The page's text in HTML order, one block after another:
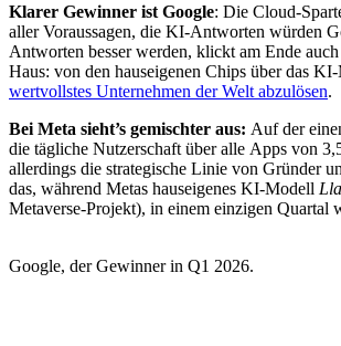
Klarer Gewinner ist Google: Die Cloud-
aller Voraussagen, die KI-Antworten würden
Antworten besser werden, klickt am Ende
Haus: von den hauseigenen Chips über das
wertvollstes Unternehmen der Welt abzulösen.
Bei Meta sieht’s gemischter aus: Auf der
die tägliche Nutzerschaft über alle Apps von
allerdings die strategische Linie von Gründer
das, während Metas hauseigenes KI-Modell
Metaverse-Projekt), in einem einzigen Quartal
Google, der Gewinner in Q1 2026.